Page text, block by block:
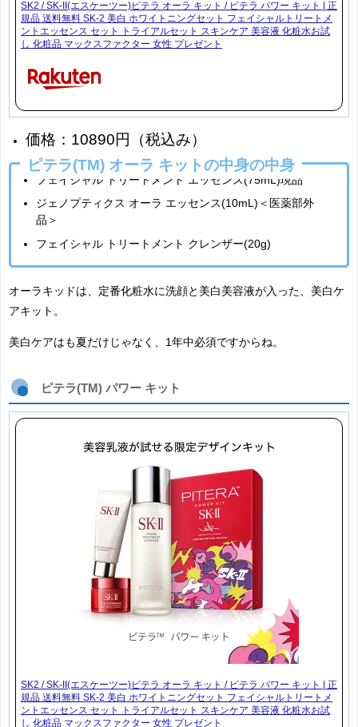
SK2 / SK-II(エスケーツー)ピテラ オーラ キット / ピテラ パワー キット | 正
規品 送料無料 SK-2 美白 ホワイトニングセット フェイシャルトリートメ
ントエッセンス セット トライアルセット スキンケア 美容液 化粧水お試
し 化粧品 マックスファクター 女性 プレゼント
価格：10890円（税込み）
ピテラ(TM) オーラ キットの中身の中身
フェイシャル トリートメント エッセンス(75mL)現品
ジェノプティクス オーラ エッセンス(10mL)＜医薬部外
品＞
フェイシャル トリートメント クレンザー(20g)
オーラキッドは、定番化粧水に洗顔と美白美容液が入った、美白ケ
アキット。
美白ケアはも夏だけじゃなく、1年中必須ですからね。
ピテラ(TM) パワー キット
SK2 / SK-II(エスケーツー)ピテラ オーラ キット / ピテラ パワー キット | 正
規品 送料無料 SK-2 美白 ホワイトニングセット フェイシャルトリートメ
ントエッセンス セット トライアルセット スキンケア 美容液 化粧水お試
し 化粧品 マックスファクター 女性 プレゼント